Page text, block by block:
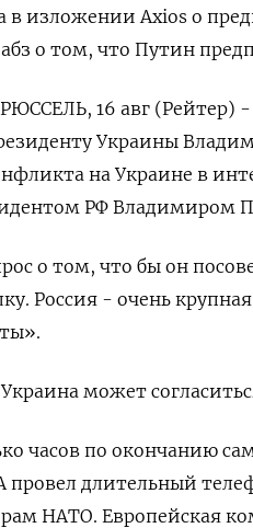
изложении Axios о
о том, что Путин
16 авг (Рейтер)
Украины
на Украине в
РФ Владимиром
о том, что бы он
Россия - очень
может
часов по окончанию
длительный
НАТО. Европейская